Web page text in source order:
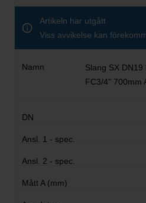
Artikeln har utgått
Viss avvikelse kan
Slang SX DN19
FC3/4" 700mm